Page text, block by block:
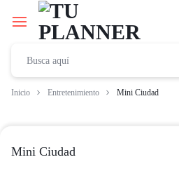
Inicio Entretenimiento Mini Ciudad
Mini Ciudad